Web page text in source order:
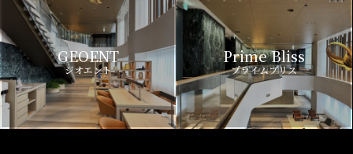
GEOENT
ジオエント
Prime Bliss
プライムブリス